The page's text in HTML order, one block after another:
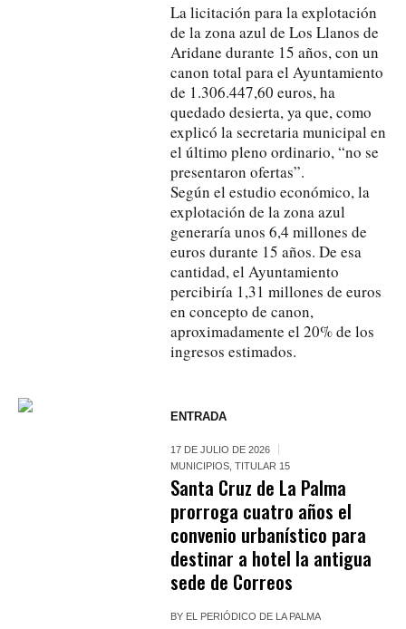
La licitación para la explotación
de la zona azul de Los Llanos de
Aridane durante 15 años, con un
canon total para el Ayuntamiento
de 1.306.447,60 euros, ha
quedado desierta, ya que, como
explicó la secretaria municipal en
el último pleno ordinario, “no se
presentaron ofertas”.
Según el estudio económico, la
explotación de la zona azul
generaría unos 6,4 millones de
euros durante 15 años. De esa
cantidad, el Ayuntamiento
percibiría 1,31 millones de euros
en concepto de canon,
aproximadamente el 20% de los
ingresos estimados.
ENTRADA
17 DE JULIO DE 2026
MUNICIPIOS ,TITULAR 15
Santa Cruz de La Palma
prorroga cuatro años el
convenio urbanístico para
destinar a hotel la antigua
sede de Correos
BY EL PERIÓDICO DE LA PALMA